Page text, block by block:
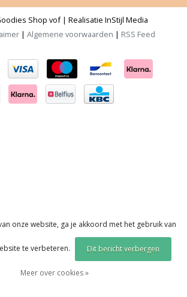
Shop vof | Realisatie InStijl Media
| Algemene voorwaarden | RSS Feed
onze website, ga je akkoord met het gebruik van
te verbeteren. Dit bericht verbergen
Meer over cookies »